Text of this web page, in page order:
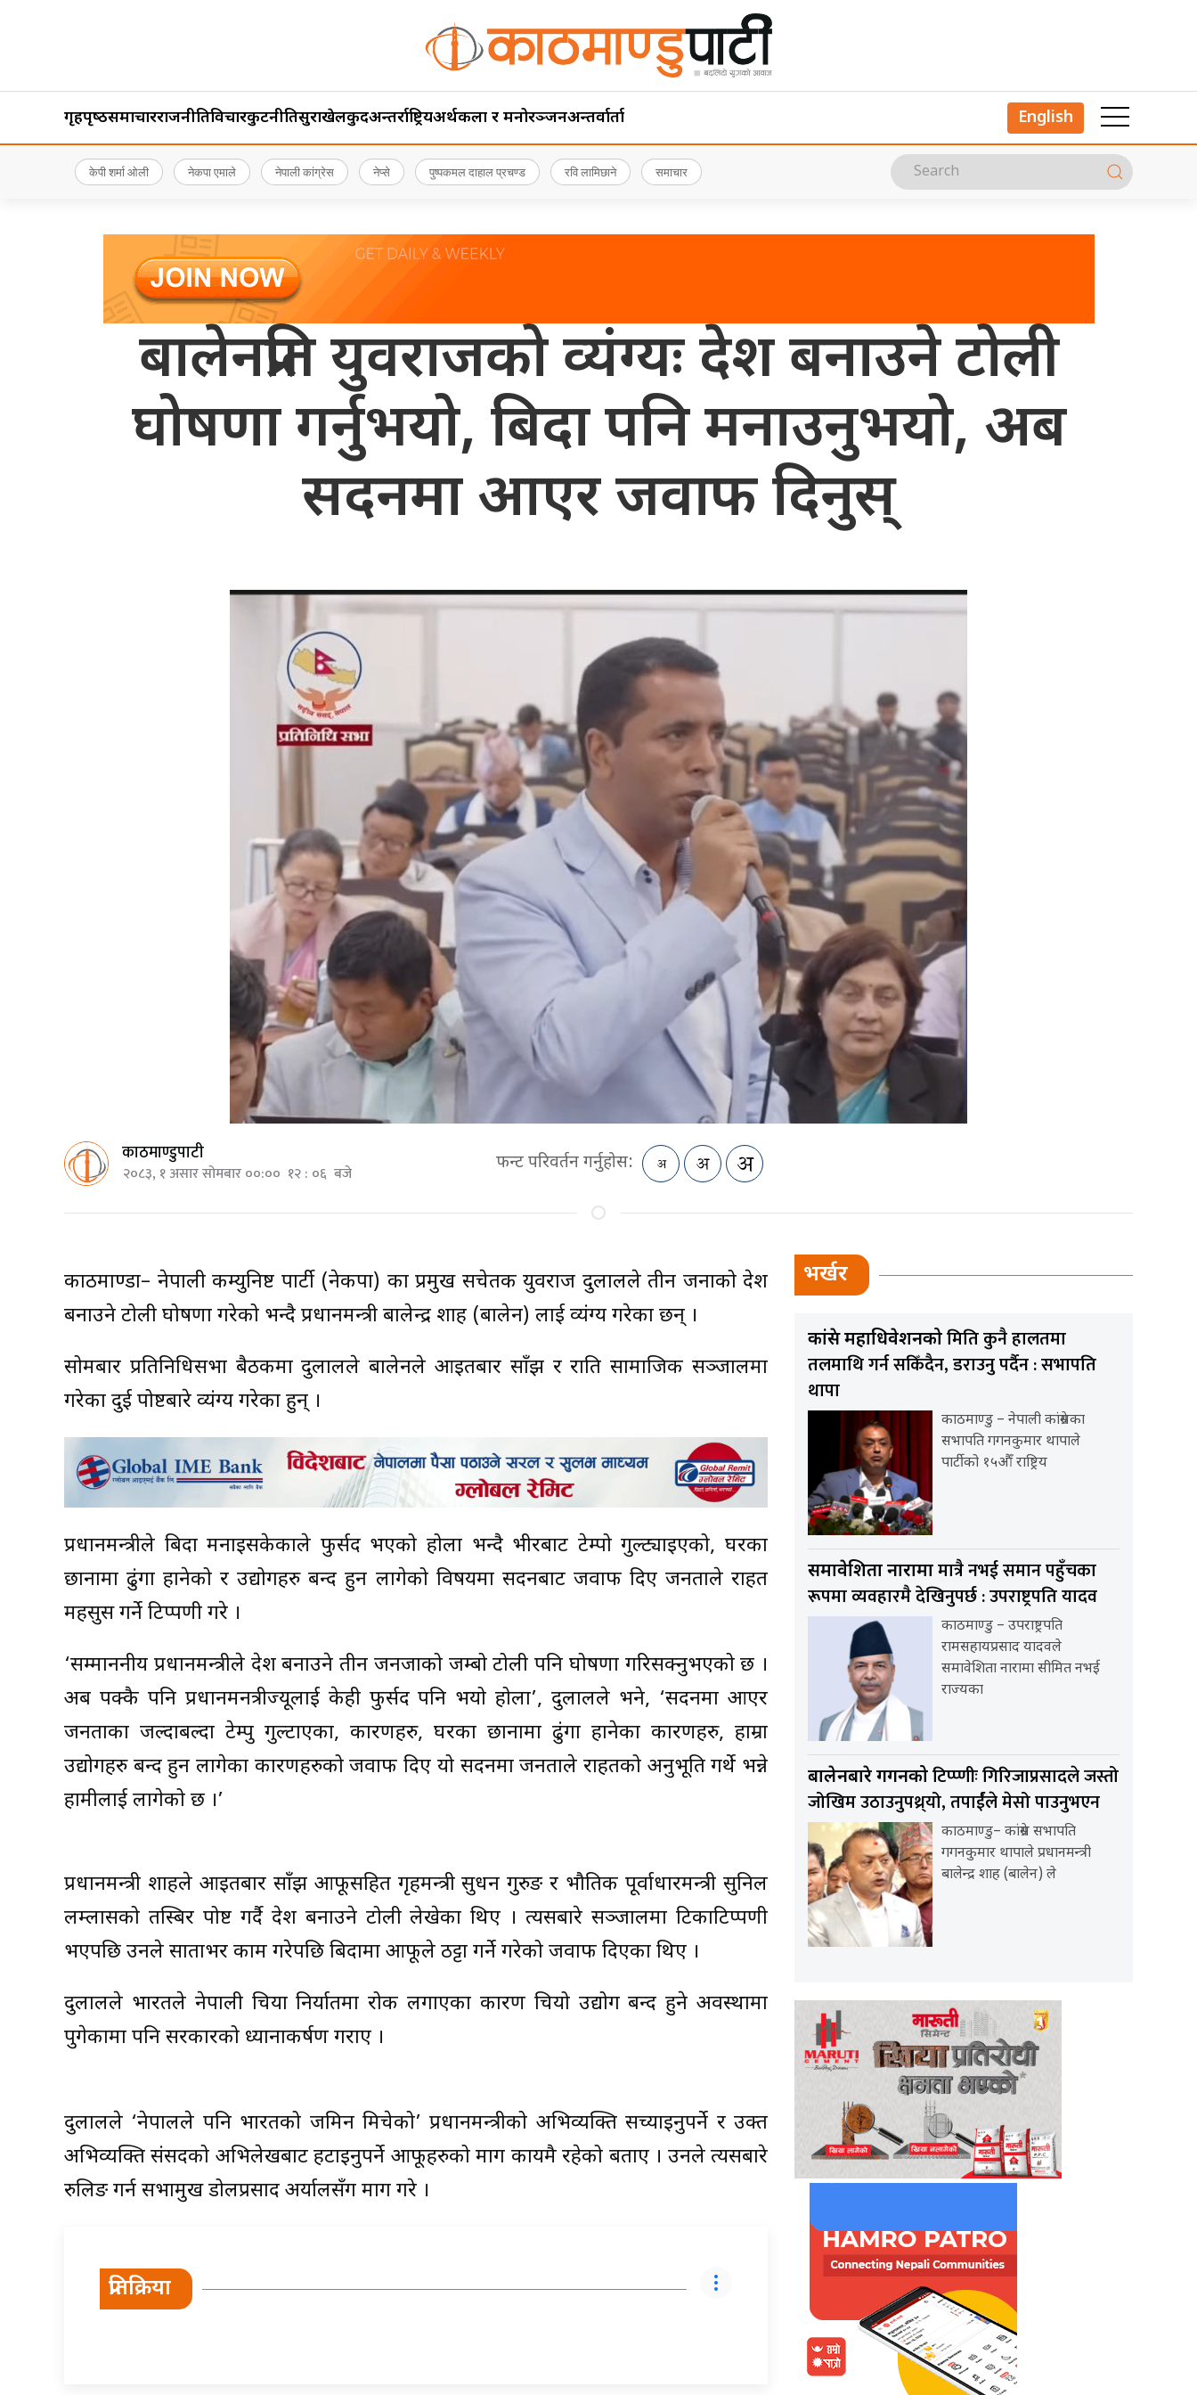
गृहपृष्‍ठसमाचारराजनीतिविचारकुटनीतिसुरक्षाखेलकुदअन्तर्राष्ट्रियअर्थकला र मनोरञ्जनअन्तर्वार्ता English
केपी शर्मा ओली नेकपा एमाले नेपाली कांग्रेस नेप्से पुष्पकमल दाहाल प्रचण्ड रवि लामिछाने समाचार
बालेनप्रति युवराजको व्यंग्यः देश बनाउने टोली
घोषणा गर्नुभयो, बिदा पनि मनाउनुभयो, अब
सदनमा आएर जवाफ दिनुस्
काठमाण्डुपाटी
२०८३, १ असार सोमबार ००:०० १२ : ०६ बजे फन्ट परिवर्तन गर्नुहोस:
काठमाण्डौं– नेपाली कम्युनिष्ट पार्टी (नेकपा) का प्रमुख सचेतक युवराज दुलालले तीन जनाको देश
बनाउने टोली घोषणा गरेको भन्दै प्रधानमन्त्री बालेन्द्र शाह (बालेन) लाई व्यंग्य गरेका छन् ।
सोमबार प्रतिनिधिसभा बैठकमा दुलालले बालेनले आइतबार साँझ र राति सामाजिक सञ्जालमा
गरेका दुई पोष्टबारे व्यंग्य गरेका हुन् ।
प्रधानमन्त्रीले बिदा मनाइसकेकाले फुर्सद भएको होला भन्दै भीरबाट टेम्पो गुल्ट्याइएको, घरका
छानामा ढुंगा हानेको र उद्योगहरु बन्द हुन लागेको विषयमा सदनबाट जवाफ दिए जनताले राहत
महसुस गर्ने टिप्पणी गरे ।
‘सम्माननीय प्रधानमन्त्रीले देश बनाउने तीन जनजाको जम्बो टोली पनि घोषणा गरिसक्नुभएको छ ।
अब पक्कै पनि प्रधानमनत्रीज्यूलाई केही फुर्सद पनि भयो होला’, दुलालले भने, ‘सदनमा आएर
जनताका जल्दाबल्दा टेम्पु गुल्टाएका, कारणहरु, घरका छानामा ढुंगा हानेका कारणहरु, हाम्रा
उद्योगहरु बन्द हुन लागेका कारणहरुको जवाफ दिए यो सदनमा जनताले राहतको अनुभूति गर्थे भन्ने
हामीलाई लागेको छ ।’
प्रधानमन्त्री शाहले आइतबार साँझ आफूसहित गृहमन्त्री सुधन गुरुङ र भौतिक पूर्वाधारमन्त्री सुनिल
लम्लासको तस्बिर पोष्ट गर्दै देश बनाउने टोली लेखेका थिए । त्यसबारे सञ्जालमा टिकाटिप्पणी
भएपछि उनले साताभर काम गरेपछि बिदामा आफूले ठट्टा गर्ने गरेको जवाफ दिएका थिए ।
दुलालले भारतले नेपाली चिया निर्यातमा रोक लगाएका कारण चियो उद्योग बन्द हुने अवस्थामा
पुगेकामा पनि सरकारको ध्यानाकर्षण गराए ।
दुलालले ‘नेपालले पनि भारतको जमिन मिचेको’ प्रधानमन्त्रीको अभिव्यक्ति सच्याइनुपर्ने र उक्त
अभिव्यक्ति संसदको अभिलेखबाट हटाइनुपर्ने आफूहरुको माग कायमै रहेको बताए । उनले त्यसबारे
रुलिङ गर्न सभामुख डोलप्रसाद अर्यालसँग माग गरे ।
प्रतिक्रिया
भर्खर
कांग्रेस महाधिवेशनकोमिति कुनै हालतमा
तलमाथि गर्न सकिँदैन, डराउनु पर्दैन : सभापति
थापा
काठमाण्डु – नेपाली कांग्रेसका
सभापति गगनकुमार थापाले
पार्टीको १५औँ राष्ट्रिय
समावेशिता नारामामात्रै नभई समान पहुँचका
रूपमा व्यवहारमै देखिनुपर्छ : उपराष्ट्रपति यादव
काठमाण्डु – उपराष्ट्रपति
रामसहायप्रसाद यादवले
समावेशिता नारामा सीमित नभई
राज्यका
बालेनबारे गगनकोटिप्प्णीः गिरिजाप्रसादले जस्तो
जोखिम उठाउनुपथ्र्यो, तपार्ईंले मेसो पाउनुभएन
काठमाण्डु– कांग्रेस सभापति
गगनकुमार थापाले प्रधानमन्त्री
बालेन्द्र शाह (बालेन) ले